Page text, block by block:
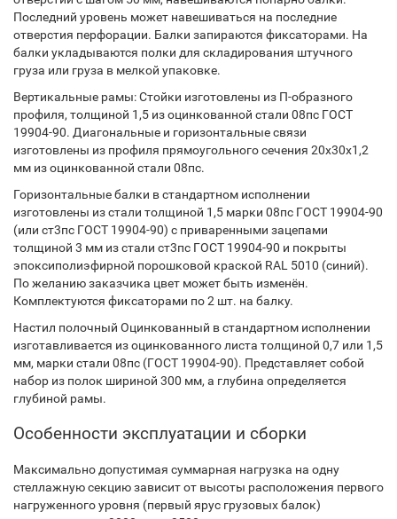
Последний уровень может навешиваться на последние
отверстия перфорации. Балки запираются фиксаторами. На
балки укладываются полки для складирования штучного
груза или груза в мелкой упаковке.
Вертикальные рамы: Стойки изготовлены из П-образного
профиля, толщиной 1,5 из оцинкованной стали 08пс ГОСТ
19904-90. Диагональные и горизонтальные связи
изготовлены из профиля прямоугольного сечения 20х30х1,2
мм из оцинкованной стали 08пс.
Горизонтальные балки в стандартном исполнении
изготовлены из стали толщиной 1,5 марки 08пс ГОСТ 19904-90
(или ст3пс ГОСТ 19904-90) с приваренными зацепами
толщиной 3 мм из стали ст3пс ГОСТ 19904-90 и покрыты
эпоксиполиэфирной порошковой краской RAL 5010 (синий).
По желанию заказчика цвет может быть изменён.
Комплектуются фиксаторами по 2 шт. на балку.
Настил полочный Оцинкованный в стандартном исполнении
изготавливается из оцинкованного листа толщиной 0,7 или 1,5
мм, марки стали 08пс (ГОСТ 19904-90). Представляет собой
набор из полок шириной 300 мм, а глубина определяется
глубиной рамы.
Особенности эксплуатации и сборки
Максимально допустимая суммарная нагрузка на одну
стеллажную секцию зависит от высоты расположения первого
нагруженного уровня (первый ярус грузовых балок)